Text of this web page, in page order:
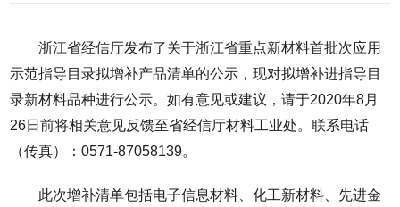
浙江省经信厅发布了关于浙江省重点新材料首批次应用
示范指导目录拟增补产品清单的公示，现对拟增补进指导目
录新材料品种进行公示。如有意见或建议，请于2020年8月
26日前将相关意见反馈至省经信厅材料工业处。联系电话
（传真）：0571-87058139。
此次增补清单包括电子信息材料、化工新材料、先进金